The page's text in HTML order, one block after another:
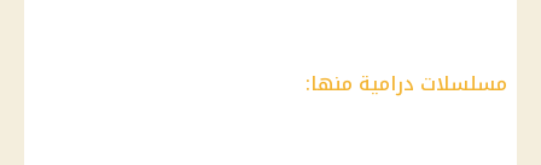
مسلسلات درامية منها: